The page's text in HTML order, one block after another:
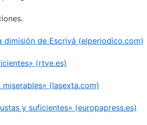
dimisión de Escrivá (elperiodico.com)
(rtve.es)
(lasexta.com)
y suficientes» (europapress.es)